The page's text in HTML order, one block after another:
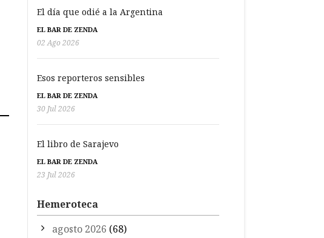
El día que odié a la Argentina
EL BAR DE ZENDA
02 Ago 2026
Esos reporteros sensibles
EL BAR DE ZENDA
30 Jul 2026
El libro de Sarajevo
EL BAR DE ZENDA
23 Jul 2026
Hemeroteca
agosto 2026 (68)